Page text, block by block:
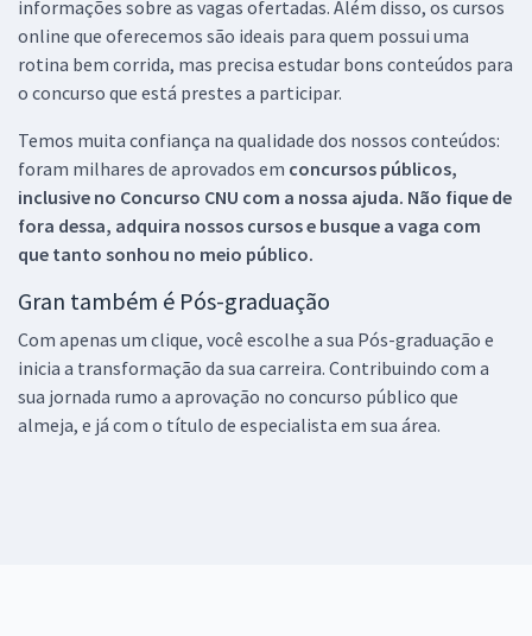
informações sobre as vagas ofertadas. Além disso, os cursos
online que oferecemos são ideais para quem possui uma
rotina bem corrida, mas precisa estudar bons conteúdos para
o concurso que está prestes a participar.
Temos muita confiança na qualidade dos nossos conteúdos:
foram milhares de aprovados em concursos públicos,
inclusive no Concurso CNU com a nossa ajuda. Não fique de
fora dessa, adquira nossos cursos e busque a vaga com
que tanto sonhou no meio público.
Gran também é Pós-graduação
Com apenas um clique, você escolhe a sua Pós-graduação e
inicia a transformação da sua carreira. Contribuindo com a
sua jornada rumo a aprovação no concurso público que
almeja, e já com o título de especialista em sua área.